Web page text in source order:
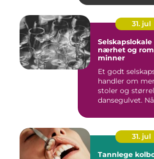
31. jul
Selskapslokale i
nærhet og
minner
Et godt
handler om
stoler og
dansegulvet.
31. jul
Tannlege kolbotn